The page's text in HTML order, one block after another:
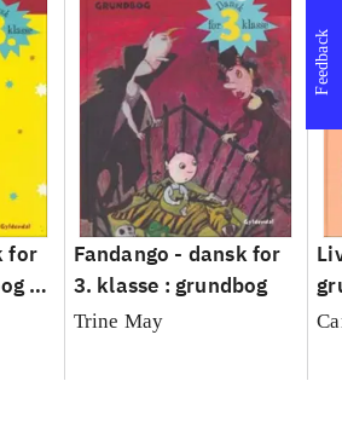
for
--
Fandango - dansk for
3. klasse : grundbog
Trine May
Feedback